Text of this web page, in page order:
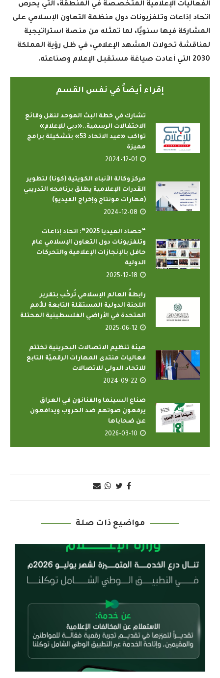
الفعاليات الإعلامية المتخصصة في المنطقة، التي يحرص
اتحاد إذاعات وتلفزيونات دول منظمة التعاون الإسلامي على
المشاركة فيها سنويًا، لما تمثله من منصة استراتيجية
لمناقشة تحولات المشهد الإعلامي، في ظل رؤية المملكة
2030 التي أعادت صياغة مستقبل الإعلام وصناعته
.
إقراء أيضاً في نفس القسم
تشارك في خطة البث الموحد لنقل وقائع
الاحتفالات الرسمية..«دبي للإعلام»
تواكب «عيد الاتحاد 53» بتشكيلة برامج
مميزة
2024-12-01
مركز وكالة الأنباء الكويتية (كونا) لتطوير
القدرات الإعلامية يطلق برنامجه التدريبي
(مهارات مونتاج وإخراج الفيديو)
2024-12-08
“حصاد الميديا 2025”: اتحاد إذاعات
وتلفزيونات دول التعاون الإسلامي عام
حافل بالإنجازات الإعلامية والتحركات
الدولية
2025-12-18
رابطةُ العالم الإسلامي تُرحِّب بتقرير
اللجنة الدولية المستقلة التابعة للأمم
المتحدة في الأراضي الفلسطينية المحتلة
2025-06-12
هيئة تنظيم الاتصالات البحرينية تختتم
فعاليات منتدى المهارات الرقميّة التابع
للاتحاد الدولي للاتصالات
2024-09-22
صناع السينما والفنانون في العراق
يرفعون صوتهم ضد الحروب ويدافعون
عن ضحاياها
2026-03-10
مواضيع ذات صلة